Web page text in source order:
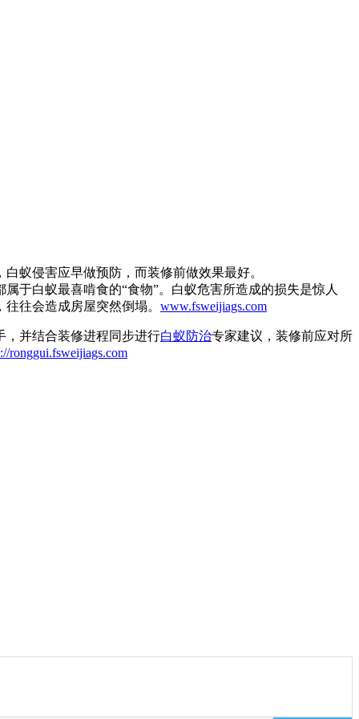
蚁侵害应早做预防，而装修前做效果最好。
于白蚁最喜啃食的“食物”。白蚁危害所造成的损失是惊人
往会造成房屋突然倒塌。 www.fsweijiags.com
，并结合装修进程同步进行白蚁防治专家建议，装修前应对所
ronggui.fsweijiags.com